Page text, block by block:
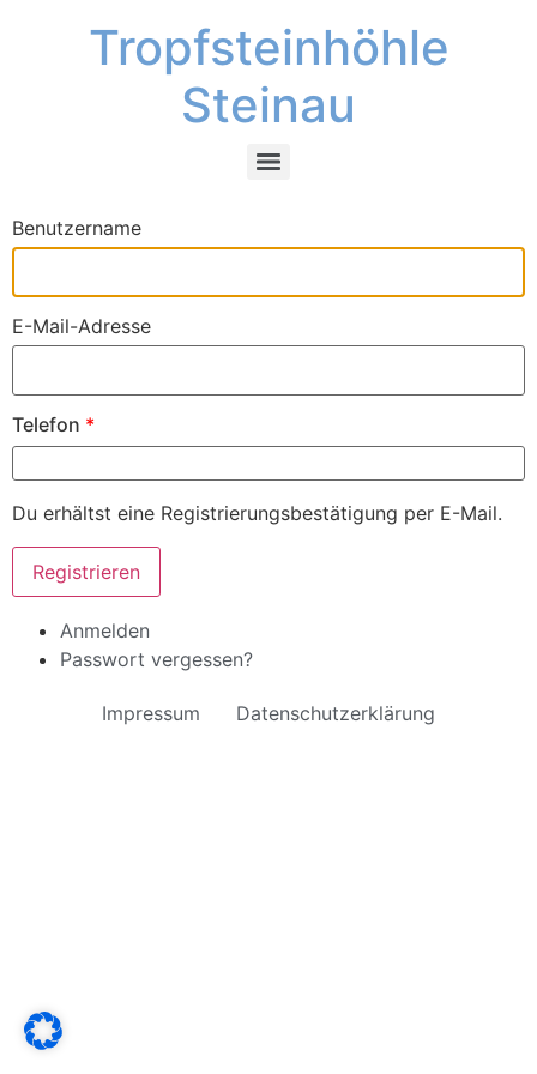
Tropfsteinhöhle
Steinau
Benutzername
E-Mail-Adresse
Telefon *
Du erhältst eine Registrierungsbestätigung per E-Mail.
Registrieren
Anmelden
Passwort vergessen?
Impressum Datenschutzerklärung